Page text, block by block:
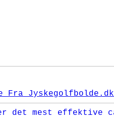
Fra Jyskegolfbolde.dk